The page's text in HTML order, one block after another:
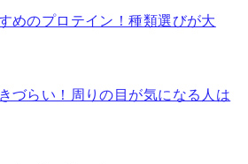
めのプロテイン！種類選びが大
づらい！周りの目が気になる人は